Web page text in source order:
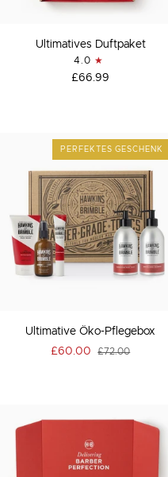
Ultimatives
Ultimatives Duftpaket
4.0
£66.99
PERFEKTES GESCHENK
Ultimative
Pflegebox
Ultimative Öko-Pflegebox
£60.00
£72.00